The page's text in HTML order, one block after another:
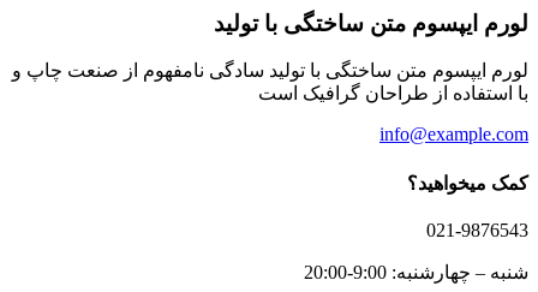
لورم ایپسوم متن ساختگی با تولید
لورم ایپسوم متن ساختگی با تولید سادگی نامفهوم از صنعت چاپ و
با استفاده از طراحان گرافیک است
info@example.com
کمک میخواهید؟
021-9876543
شنبه – چهارشنبه: 9:00-20:00